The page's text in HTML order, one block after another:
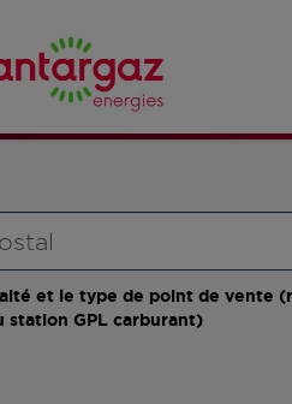
et le type de point de vente
station GPL carburant)